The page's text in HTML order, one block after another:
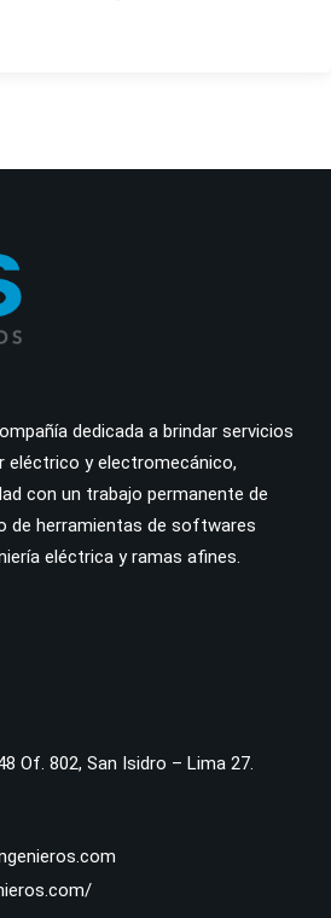
dedicada a brindar servicios
eléctrico y electromecánico,
con un trabajo permanente de
de herramientas de softwares
eléctrica y ramas afines.
Of. 802, San Isidro – Lima 27.